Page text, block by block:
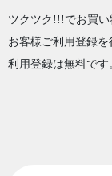
ツクツク!!!でお買い
お客様ご利用登録
利用登録は無料です